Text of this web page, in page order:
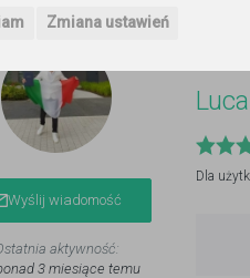
Zmiana ustawień
Wyślij wiadomość
aktywność:
3 miesiące temu
Luca
Dla